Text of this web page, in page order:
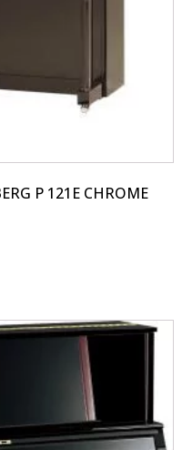
P 121E CHROME